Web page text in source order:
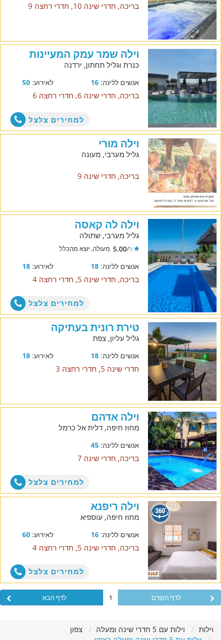
בריכה, חדרי שינה 10, חדרי רחצה 9
וילה שמר עמק המעיינות
כנרת וגליל תחתון, ירדנה
אנשים ללינה:16 לאירוע:50
בריכה, חדרי שינה 6, חדרי רחצה 6
למחירים צלצל
וילה מורי
גליל מערבי, מעונה
בריכה, חדרי שינה 9
וילה לה קאסה
גליל מערבי, שתולה
5
/
5.00 מעולה, יוצא מהכלל
אנשים ללינה:18 לאירוע:18
בריכה, חדרי שינה 5, חדרי רחצה 4
למחירים צלצל
טירת רונית בעתיקה
גליל עליון, צפת
אנשים ללינה:18 לאירוע:18
חדרי שינה 5, חדרי רחצה 3
וילה אדהם
מחוז חיפה, דלית אל כרמל
אנשים ללינה:45
בריכה, חדרי שינה 7
למחירים צלצל
וילה ריפנא
מחוז חיפה, עוספיא
אנשים ללינה:16 לאירוע:60
בריכה, חדרי שינה 5, חדרי רחצה 4
למחירים צלצל
לדף הקודם 1 לדף הבא
וילות וילות עם 5 חדרי שינה ומעלה
צפון